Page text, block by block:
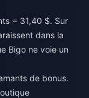
= 31,40 $. Sur
dans la
Bigo ne voie un
de bonus.